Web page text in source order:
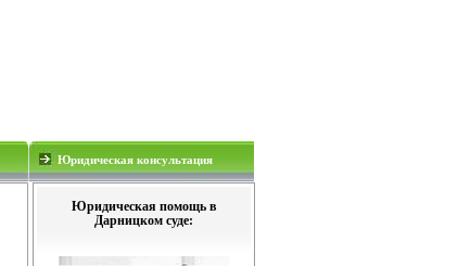
Юридическая консультация
Юридическая помощь в
Дарницком суде: